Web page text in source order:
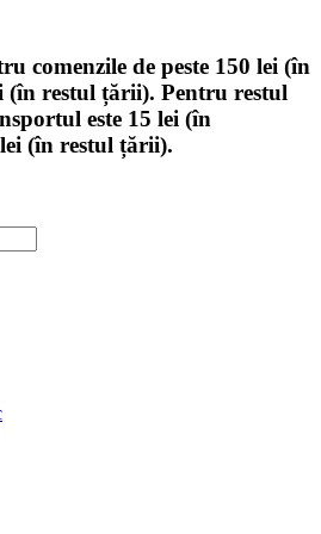
comenzile de peste 150 lei (în
(în restul țării). Pentru restul
este 15 lei (în
(în restul țării).